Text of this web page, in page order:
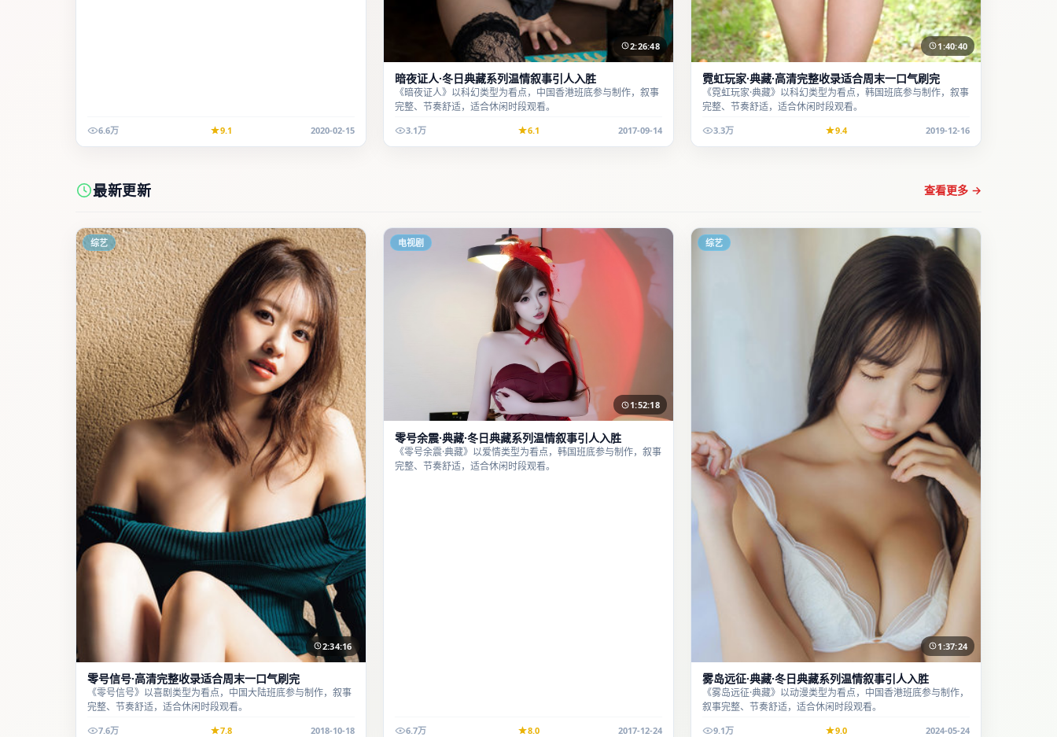
6.6万 9.1 2020-02-15
2:26:48
暗夜证人·冬日典藏系列温情叙事引人入胜
《暗夜证人》以科幻类型为看点，中国香港班底参与制作，叙事
完整、节奏舒适，适合休闲时段观看。
3.1万 6.1 2017-09-14
1:40:40
霓虹玩家·典藏·高清完整收录适合周末一口气刷完
《霓虹玩家·典藏》以科幻类型为看点，韩国班底参与制作，叙事
完整、节奏舒适，适合休闲时段观看。
3.3万 9.4 2019-12-16
最新更新 查看更多 →
综艺
2:34:16
零号信号·高清完整收录适合周末一口气刷完
《零号信号》以喜剧类型为看点，中国大陆班底参与制作，叙事
完整、节奏舒适，适合休闲时段观看。
7.6万 7.8 2018-10-18
电视剧
1:52:18
零号余震·典藏·冬日典藏系列温情叙事引人入胜
《零号余震·典藏》以爱情类型为看点，韩国班底参与制作，叙事
完整、节奏舒适，适合休闲时段观看。
6.7万 8.0 2017-12-24
综艺
1:37:24
雾岛远征·典藏·冬日典藏系列温情叙事引人入胜
《雾岛远征·典藏》以动漫类型为看点，中国香港班底参与制作，
叙事完整、节奏舒适，适合休闲时段观看。
9.1万 9.0 2024-05-24